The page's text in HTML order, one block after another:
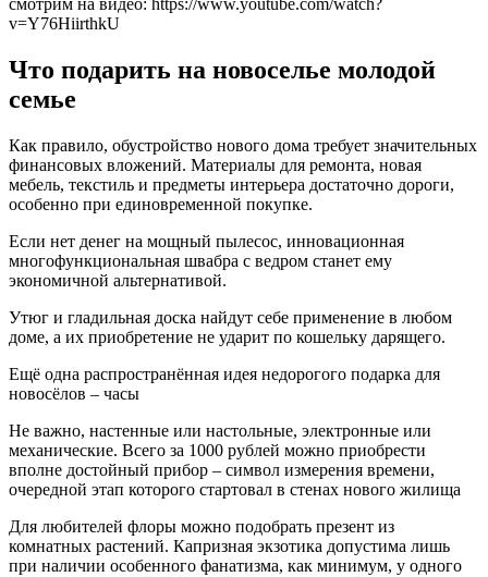
смотрим на видео: https://www.youtube.com/watch?
v=Y76HiirthkU
Что подарить на новоселье молодой
семье
Как правило, обустройство нового дома требует значительных
финансовых вложений. Материалы для ремонта, новая
мебель, текстиль и предметы интерьера достаточно дороги,
особенно при единовременной покупке.
Если нет денег на мощный пылесос, инновационная
многофункциональная швабра с ведром станет ему
экономичной альтернативой.
Утюг и гладильная доска найдут себе применение в любом
доме, а их приобретение не ударит по кошельку дарящего.
Ещё одна распространённая идея недорогого подарка для
новосёлов – часы
Не важно, настенные или настольные, электронные или
механические. Всего за 1000 рублей можно приобрести
вполне достойный прибор – символ измерения времени,
очередной этап которого стартовал в стенах нового жилища
Для любителей флоры можно подобрать презент из
комнатных растений. Капризная экзотика допустима лишь
при наличии особенного фанатизма, как минимум, у одного